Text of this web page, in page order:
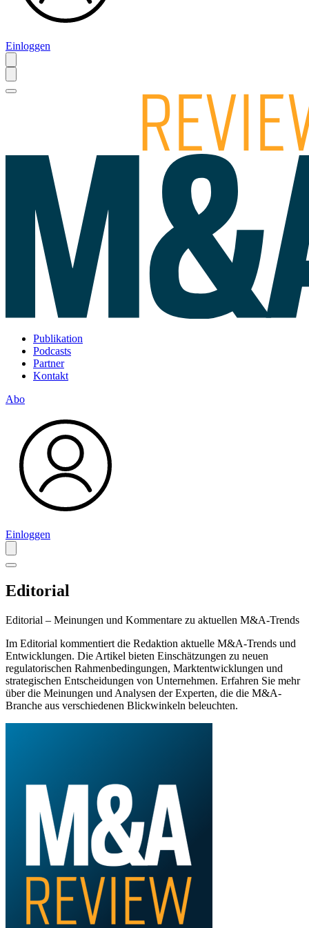
Einloggen
Publikation
Podcasts
Partner
Kontakt
Abo
Einloggen
Editorial
Editorial – Meinungen und Kommentare zu aktuellen M&A-Trends
Im Editorial kommentiert die Redaktion aktuelle M&A-Trends und
Entwicklungen. Die Artikel bieten Einschätzungen zu neuen
regulatorischen Rahmenbedingungen, Marktentwicklungen und
strategischen Entscheidungen von Unternehmen. Erfahren Sie mehr
über die Meinungen und Analysen der Experten, die die M&A-
Branche aus verschiedenen Blickwinkeln beleuchten.